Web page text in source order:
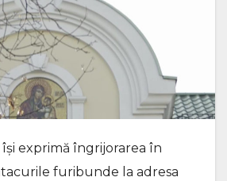
exprimă îngrijorarea în
furibunde la adresa